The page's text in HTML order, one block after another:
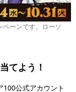
ーンです。ローソ
てよう！
公式アカウント